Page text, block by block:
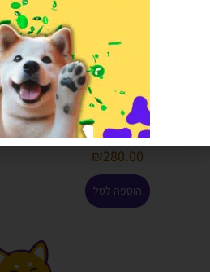
נוטריסורס מזון לכלב לייט עוף
ואורז 11.8 קג
הרוויחו 14.00 נקודות ⭐
₪280.00
הוספה לסל